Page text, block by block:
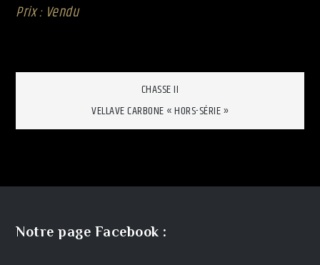
Prix : Vendu
Navigation
de
CHASSE II
VELLAVE CARBONE « HORS-SÉRIE »
Notre page Facebook :